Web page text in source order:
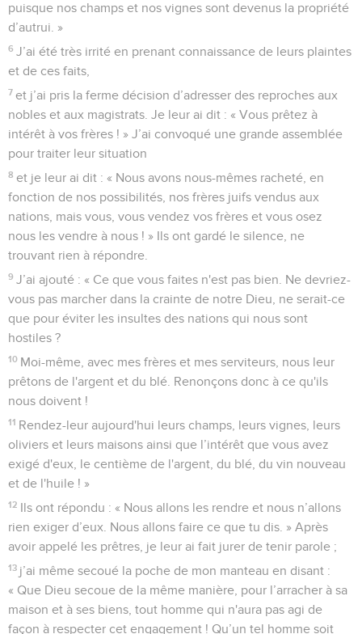
puisque nos champs et nos vignes sont devenus la propriété
d’autrui. »
6 J’ai été très irrité en prenant connaissance de leurs plaintes
et de ces faits,
7 et j’ai pris la ferme décision d’adresser des reproches aux
nobles et aux magistrats. Je leur ai dit : « Vous prêtez à
intérêt à vos frères ! » J’ai convoqué une grande assemblée
pour traiter leur situation
8 et je leur ai dit : « Nous avons nous-mêmes racheté, en
fonction de nos possibilités, nos frères juifs vendus aux
nations, mais vous, vous vendez vos frères et vous osez
nous les vendre à nous ! » Ils ont gardé le silence, ne
trouvant rien à répondre.
9 J’ai ajouté : « Ce que vous faites n'est pas bien. Ne devriez-
vous pas marcher dans la crainte de notre Dieu, ne serait-ce
que pour éviter les insultes des nations qui nous sont
hostiles ?
10 Moi-même, avec mes frères et mes serviteurs, nous leur
prêtons de l'argent et du blé. Renonçons donc à ce qu'ils
nous doivent !
11 Rendez-leur aujourd'hui leurs champs, leurs vignes, leurs
oliviers et leurs maisons ainsi que l’intérêt que vous avez
exigé d'eux, le centième de l'argent, du blé, du vin nouveau
et de l'huile ! »
12 Ils ont répondu : « Nous allons les rendre et nous n’allons
rien exiger d’eux. Nous allons faire ce que tu dis. » Après
avoir appelé les prêtres, je leur ai fait jurer de tenir parole ;
13 j’ai même secoué la poche de mon manteau en disant :
« Que Dieu secoue de la même manière, pour l’arracher à sa
maison et à ses biens, tout homme qui n'aura pas agi de
façon à respecter cet engagement ! Qu’un tel homme soit